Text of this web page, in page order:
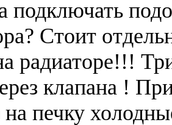
подключать
Стоит
радиаторе!!!
клапана !
печку